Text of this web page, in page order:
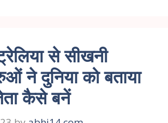
से सीखनी
ने दुनिया को बताया
कैसे बनें